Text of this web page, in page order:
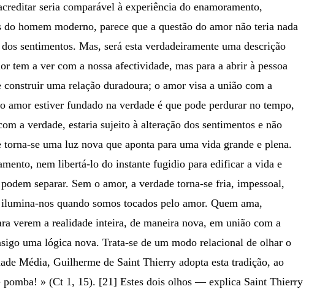
seria comparável à experiência do enamoramento,
homem moderno, parece que a questão do amor não teria nada
sentimentos. Mas, será esta verdadeiramente uma descrição
tem a ver com a nossa afectividade, mas para a abrir à pessoa
uma relação duradoura; o amor visa a união com a
amor estiver fundado na verdade é que pode perdurar no tempo,
a verdade, estaria sujeito à alteração dos sentimentos e não
se uma luz nova que aponta para uma vida grande e plena.
nem libertá-lo do instante fugidio para edificar a vida e
separar. Sem o amor, a verdade torna-se fria, impessoal,
nos quando somos tocados pelo amor. Quem ama,
verem a realidade inteira, de maneira nova, em união com a
uma lógica nova. Trata-se de um modo relacional de olhar o
Média, Guilherme de Saint Thierry adopta esta tradição, ao
pomba! » (Ct 1, 15). [21] Estes dois olhos — explica Saint Thierry